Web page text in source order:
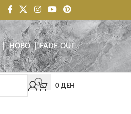
|НОВО|FADE-OUT
0 ДЕН